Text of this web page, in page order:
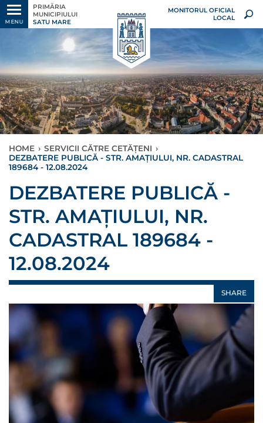
MENU
PRIMĂRIA
MUNICIPIULUI
SATU MARE
MONITORUL OFICIAL
LOCAL
HOME › SERVICII CĂTRE CETĂȚENI ›
DEZBATERE PUBLICĂ - STR. AMAȚIULUI, NR. CADASTRAL
189684 - 12.08.2024
DEZBATERE PUBLICĂ -
STR. AMAȚIULUI, NR.
CADASTRAL 189684 -
12.08.2024
SHARE